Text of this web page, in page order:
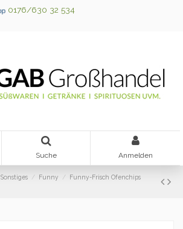
0176/630 32 534
Suche Anmelden
Sonstiges Funny
Funny-Frisch Ofenchips